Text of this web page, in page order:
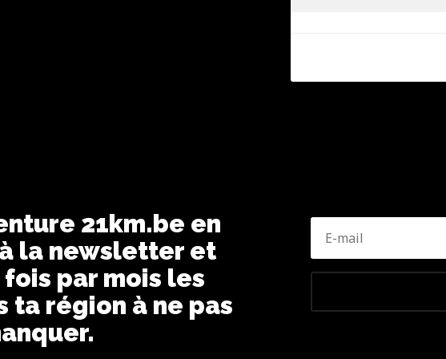
21km.be en
à la newsletter et
par mois les
ta région à ne pas